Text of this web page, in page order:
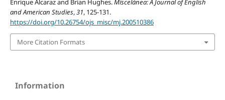
Enrique Alcaraz and Brian Hughes.Miscelánea: A Journal of English
and American Studies,31, 125-131.
https://doi.org/10.26754/ojs_misc/mj.200510386
More Citation Formats
Information